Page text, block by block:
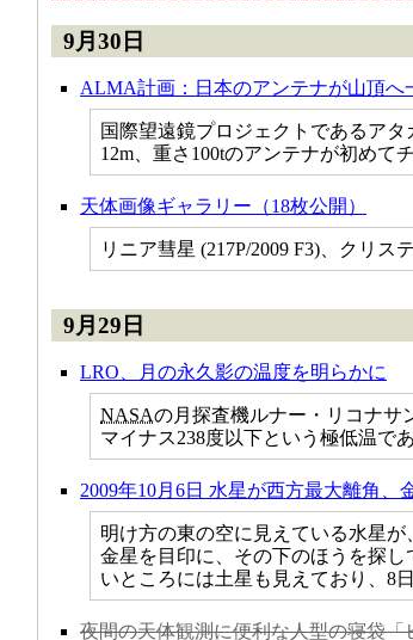
9月30日
ALMA計画：日本のアンテナが山頂へ
国際望遠鏡プロジェクトであるア
12m、重さ100tのアンテナが初めて
天体画像ギャラリー（18枚公開）
リニア彗星 (217P/2009 F3)、クリス
9月29日
LRO、月の永久影の温度を明らかに
NASAの月探査機ルナー・リコナサ
マイナス238度以下という極低温で
2009年10月6日 水星が西方最大離角、
明け方の東の空に見えている水星
金星を目印に、その下のほうを探
いところには土星も見えており、8
夜間の天体観測に便利な人型の寝袋